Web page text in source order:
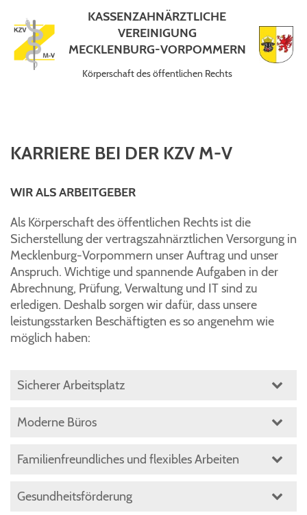
KASSENZAHNÄRZTLICHE
VEREINIGUNG
MECKLENBURG-VORPOMMERN
Körperschaft des öffentlichen Rechts
KARRIERE BEI DER KZV M-V
WIR ALS ARBEITGEBER
Als Körperschaft des öffentlichen Rechts ist die
Sicherstellung der vertragszahnärztlichen Versorgung in
Mecklenburg-Vorpommern unser Auftrag und unser
Anspruch. Wichtige und spannende Aufgaben in der
Abrechnung, Prüfung, Verwaltung und IT sind zu
erledigen. Deshalb sorgen wir dafür, dass unsere
leistungsstarken Beschäftigten es so angenehm wie
möglich haben:
Sicherer Arbeitsplatz
Moderne Büros
Familienfreundliches und flexibles Arbeiten
Gesundheitsförderung